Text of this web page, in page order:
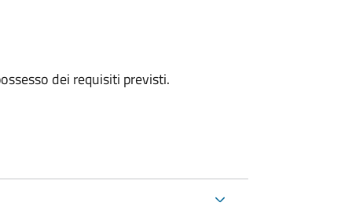
dei requisiti previsti.